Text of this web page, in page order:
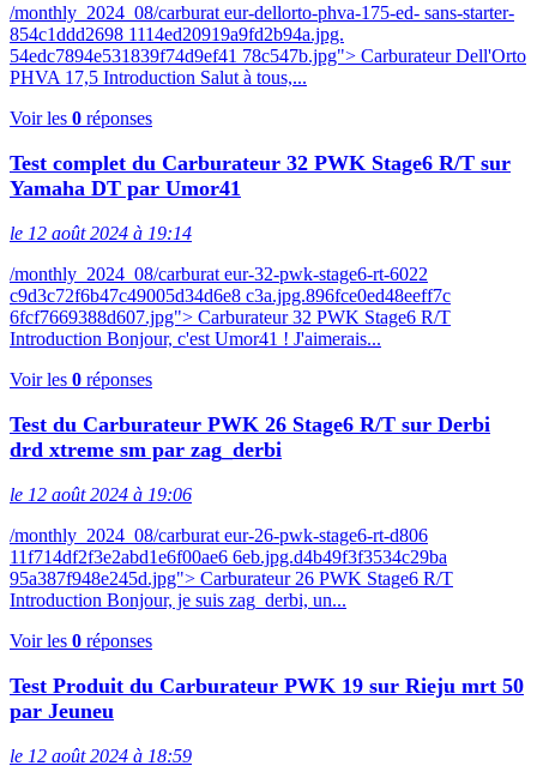
/monthly_2024_08/carburat eur-dellorto-phva-175-ed- sans-starter-
854c1ddd2698 1114ed20919a9fd2b94a.jpg.
54edc7894e531839f74d9ef41 78c547b.jpg"> Carburateur Dell'Orto
PHVA 17,5 Introduction Salut à tous,...
Voir les 0 réponses
Test complet du Carburateur 32 PWK Stage6 R/T sur
Yamaha DT par Umor41
le 12 août 2024 à 19:14
/monthly_2024_08/carburat eur-32-pwk-stage6-rt-6022
c9d3c72f6b47c49005d34d6e8 c3a.jpg.896fce0ed48eeff7c
6fcf7669388d607.jpg"> Carburateur 32 PWK Stage6 R/T
Introduction Bonjour, c'est Umor41 ! J'aimerais...
Voir les 0 réponses
Test du Carburateur PWK 26 Stage6 R/T sur Derbi
drd xtreme sm par zag_derbi
le 12 août 2024 à 19:06
/monthly_2024_08/carburat eur-26-pwk-stage6-rt-d806
11f714df2f3e2abd1e6f00ae6 6eb.jpg.d4b49f3f3534c29ba
95a387f948e245d.jpg"> Carburateur 26 PWK Stage6 R/T
Introduction Bonjour, je suis zag_derbi, un...
Voir les 0 réponses
Test Produit du Carburateur PWK 19 sur Rieju mrt 50
par Jeuneu
le 12 août 2024 à 18:59